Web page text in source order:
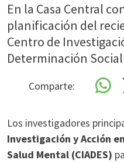
En la Casa Central
planificación del
Centro de
Determinación
Comparte:
Los investigadores
Investigación y Acción
Salud Mental (CIADES)